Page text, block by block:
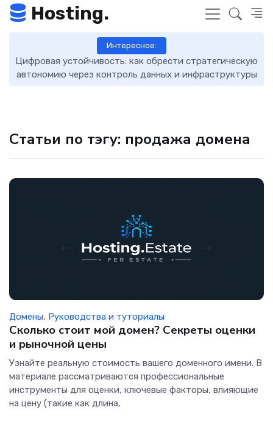
Hosting.
Интересное:
Цифровая устойчивость: как обрести стратегическую
автономию через контроль данных и инфраструктуры
Статьи по тэгу: продажа домена
Домены, Руководства и туториалы
Сколько стоит мой домен? Секреты оценки
и рыночной цены
Узнайте реальную стоимость вашего доменного имени. В
материале рассматриваются профессиональные
инструменты для оценки, ключевые факторы, влияющие
на цену (такие как длина,